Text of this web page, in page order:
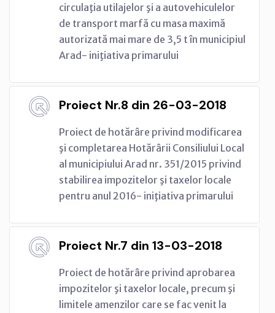
circulaţia utilajelor şi a autovehiculelor
de transport marfă cu masa maximă
autorizată mai mare de 3,5 t în municipiul
Arad- iniţiativa primarului
Proiect Nr.8 din 26-03-2018
Proiect de hotărâre privind modificarea
şi completarea Hotărârii Consiliului Local
al municipiului Arad nr. 351/2015 privind
stabilirea impozitelor şi taxelor locale
pentru anul 2016- iniţiativa primarului
Proiect Nr.7 din 13-03-2018
Proiect de hotărâre privind aprobarea
impozitelor şi taxelor locale, precum şi
limitele amenzilor care se fac venit la